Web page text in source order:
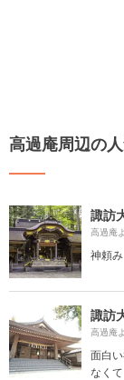
高過庵周辺の
諏訪
高過庵
神頼み
諏訪
高過庵
面白
なく